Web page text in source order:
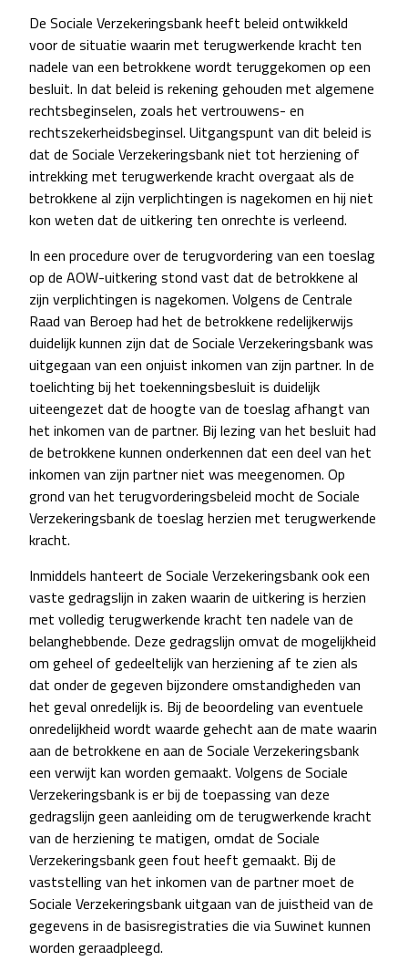
De Sociale Verzekeringsbank heeft beleid ontwikkeld
voor de situatie waarin met terugwerkende kracht ten
nadele van een betrokkene wordt teruggekomen op een
besluit. In dat beleid is rekening gehouden met algemene
rechtsbeginselen, zoals het vertrouwens- en
rechtszekerheidsbeginsel. Uitgangspunt van dit beleid is
dat de Sociale Verzekeringsbank niet tot herziening of
intrekking met terugwerkende kracht overgaat als de
betrokkene al zijn verplichtingen is nagekomen en hij niet
kon weten dat de uitkering ten onrechte is verleend.
In een procedure over de terugvordering van een toeslag
op de AOW-uitkering stond vast dat de betrokkene al
zijn verplichtingen is nagekomen. Volgens de Centrale
Raad van Beroep had het de betrokkene redelijkerwijs
duidelijk kunnen zijn dat de Sociale Verzekeringsbank was
uitgegaan van een onjuist inkomen van zijn partner. In de
toelichting bij het toekenningsbesluit is duidelijk
uiteengezet dat de hoogte van de toeslag afhangt van
het inkomen van de partner. Bij lezing van het besluit had
de betrokkene kunnen onderkennen dat een deel van het
inkomen van zijn partner niet was meegenomen. Op
grond van het terugvorderingsbeleid mocht de Sociale
Verzekeringsbank de toeslag herzien met terugwerkende
kracht.
Inmiddels hanteert de Sociale Verzekeringsbank ook een
vaste gedragslijn in zaken waarin de uitkering is herzien
met volledig terugwerkende kracht ten nadele van de
belanghebbende. Deze gedragslijn omvat de mogelijkheid
om geheel of gedeeltelijk van herziening af te zien als
dat onder de gegeven bijzondere omstandigheden van
het geval onredelijk is. Bij de beoordeling van eventuele
onredelijkheid wordt waarde gehecht aan de mate waarin
aan de betrokkene en aan de Sociale Verzekeringsbank
een verwijt kan worden gemaakt. Volgens de Sociale
Verzekeringsbank is er bij de toepassing van deze
gedragslijn geen aanleiding om de terugwerkende kracht
van de herziening te matigen, omdat de Sociale
Verzekeringsbank geen fout heeft gemaakt. Bij de
vaststelling van het inkomen van de partner moet de
Sociale Verzekeringsbank uitgaan van de juistheid van de
gegevens in de basisregistraties die via Suwinet kunnen
worden geraadpleegd.